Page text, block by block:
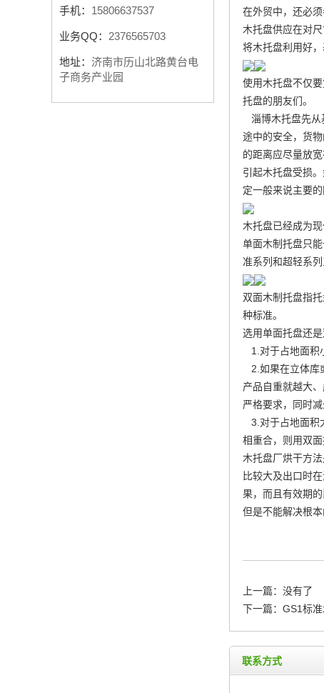
手机： 15806637537
业务QQ： 2376565703
地址： 济南市历山北路黄台电
子商务产业园
在外贸中，还必须
木托盘供应在对
将木托盘利用好
使用木托盘不仅
托盘的朋友们。
淄博木托盘先从
途中的安全，货
的距离应尽量放
引起木托盘受损
定一般来说主要
木托盘已经成为
单面木制托盘只
准系列和超轻系列
双面木制托盘指
种标准。
选用单面托盘还
1.对于占地面积
2.如果在立体库
产品自重就越大
严格要求，同时减
3.对于占地面积
相重合，则用双
木托盘厂烘干方
比较大及出口时
果，而且有效期
但是不能解决根本
上一篇：没有了
下一篇： GS1标
联系方式